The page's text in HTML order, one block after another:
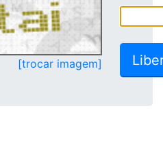
[trocar imagem]